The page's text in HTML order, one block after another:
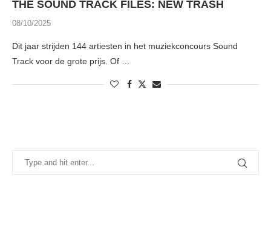
THE SOUND TRACK FILES: NEW TRASH
08/10/2025
Dit jaar strijden 144 artiesten in het muziekconcours Sound
Track voor de grote prijs. Of …